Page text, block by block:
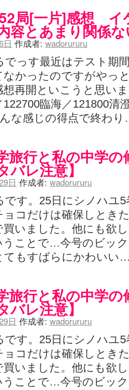
局[一片]感想 イ
容とあまり関係
日 作成者: wadorururu
でっす最近はテスト期
なかったのですがやっ
再開といこうと思い
臨海／121800清
な感じの得点で終わ
旅行と私の中学
バレ注意】
日 作成者: wadorururu
です。25日にシノハユ
ョコだけは確保しとき
買いました。他にも欲
うことで…今号のビッ
てもすばらにかわい
旅行と私の中学
バレ注意】
日 作成者: wadorururu
です。25日にシノハユ
ョコだけは確保しとき
買いました。他にも欲
うことで…今号のビッ